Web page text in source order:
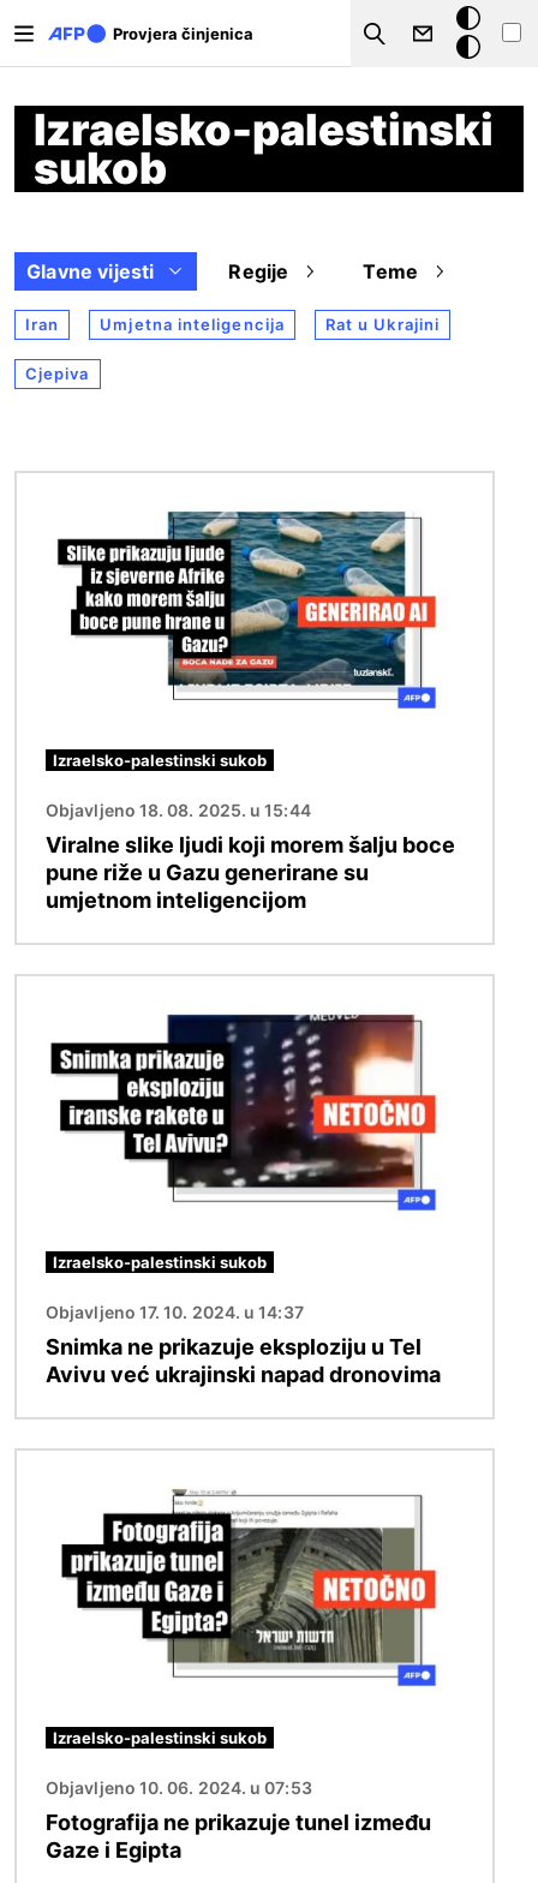
Provjera činjenica
Search
Tamna
pozadina
Izraelsko-palestinski
sukob
Glavne vijesti Regije Teme
Iran Umjetna inteligencija Rat u Ukrajini
Cjepiva
Izraelsko-palestinski sukob
Objavljeno 18. 08. 2025. u 15:44
Viralne slike ljudi koji morem šalju boce
pune riže u Gazu generirane su
umjetnom inteligencijom
Izraelsko-palestinski sukob
Objavljeno 17. 10. 2024. u 14:37
Snimka ne prikazuje eksploziju u Tel
Avivu već ukrajinski napad dronovima
Izraelsko-palestinski sukob
Objavljeno 10. 06. 2024. u 07:53
Fotografija ne prikazuje tunel između
Gaze i Egipta